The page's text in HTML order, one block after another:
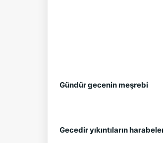
Gündür gecenin meşrebi
Gecedir yıkıntıların